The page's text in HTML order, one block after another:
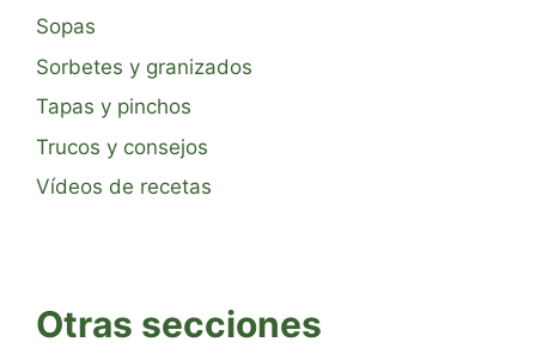
Sopas
Sorbetes y granizados
Tapas y pinchos
Trucos y consejos
Vídeos de recetas
Otras secciones